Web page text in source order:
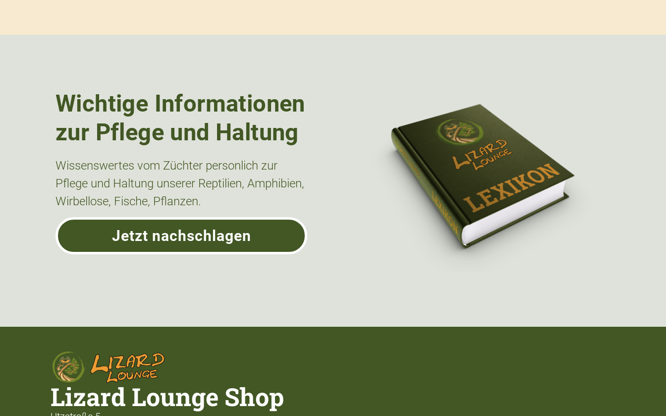
Wichtige Informationen
zur Pflege und Haltung
Wissenswertes vom Züchter personlich zur
Pflege und Haltung unserer Reptilien, Amphibien,
Wirbellose, Fische, Pflanzen.
Jetzt nachschlagen
Lizard Lounge Shop